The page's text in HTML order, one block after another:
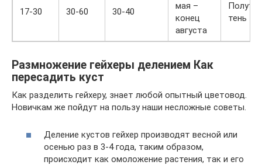
17-30 30-60 30-40
мая –
конец
августа
тень
Размножение гейхеры делением Как
пересадить куст
Как разделить гейхеру, знает любой опытный цветовод.
Новичкам же пойдут на пользу наши несложные советы.
Деление кустов гейхер производят весной или
осенью раз в 3-4 года, таким образом,
происходит как омоложение растения, так и его